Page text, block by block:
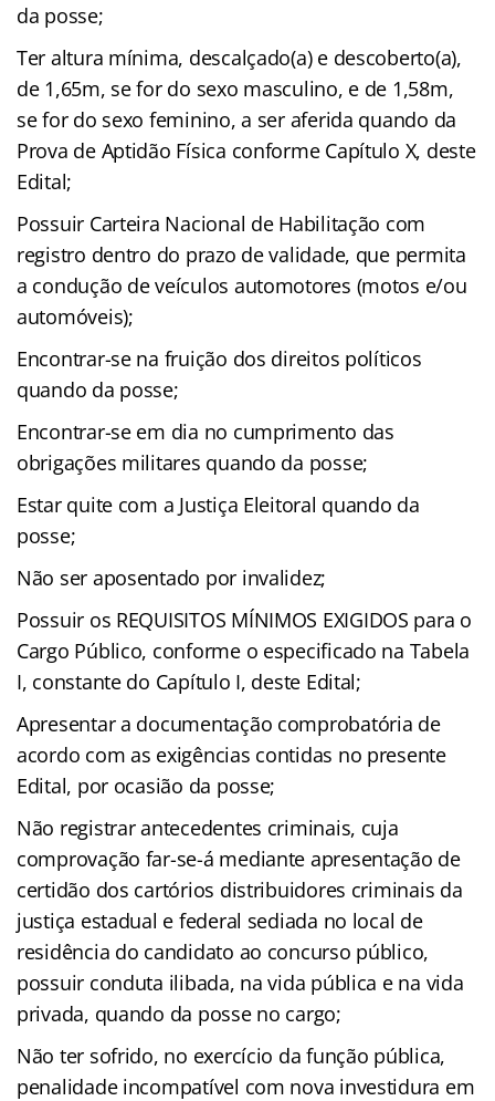
da posse;
Ter altura mínima, descalçado(a) e descoberto(a),
de 1,65m, se for do sexo masculino, e de 1,58m,
se for do sexo feminino, a ser aferida quando da
Prova de Aptidão Física conforme Capítulo X, deste
Edital;
Possuir Carteira Nacional de Habilitação com
registro dentro do prazo de validade, que permita
a condução de veículos automotores (motos e/ou
automóveis);
Encontrar-se na fruição dos direitos políticos
quando da posse;
Encontrar-se em dia no cumprimento das
obrigações militares quando da posse;
Estar quite com a Justiça Eleitoral quando da
posse;
Não ser aposentado por invalidez;
Possuir os REQUISITOS MÍNIMOS EXIGIDOS para o
Cargo Público, conforme o especificado na Tabela
I, constante do Capítulo I, deste Edital;
Apresentar a documentação comprobatória de
acordo com as exigências contidas no presente
Edital, por ocasião da posse;
Não registrar antecedentes criminais, cuja
comprovação far-se-á mediante apresentação de
certidão dos cartórios distribuidores criminais da
justiça estadual e federal sediada no local de
residência do candidato ao concurso público,
possuir conduta ilibada, na vida pública e na vida
privada, quando da posse no cargo;
Não ter sofrido, no exercício da função pública,
penalidade incompatível com nova investidura em